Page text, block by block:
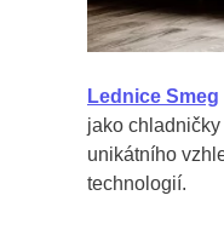
Lednice Smeg
jako
unikátního
technologií.